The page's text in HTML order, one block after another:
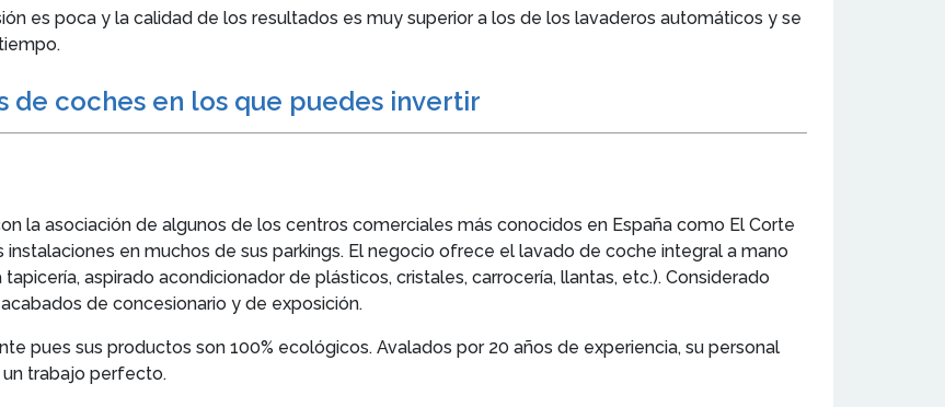
es poca y la calidad de los resultados es muy superior a los de los lavaderos automáticos y se
de coches en los que puedes invertir
la asociación de algunos de los centros comerciales más conocidos en España como El Corte
en muchos de sus parkings. El negocio ofrece el lavado de coche integral a mano
aspirado acondicionador de plásticos, cristales, carrocería, llantas, etc.). Considerado
de concesionario y de exposición.
pues sus productos son 100% ecológicos. Avalados por 20 años de experiencia, su personal
trabajo perfecto.